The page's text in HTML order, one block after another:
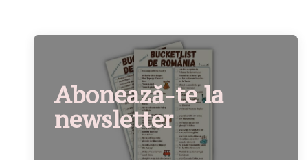
Abonează-te la
newsletter